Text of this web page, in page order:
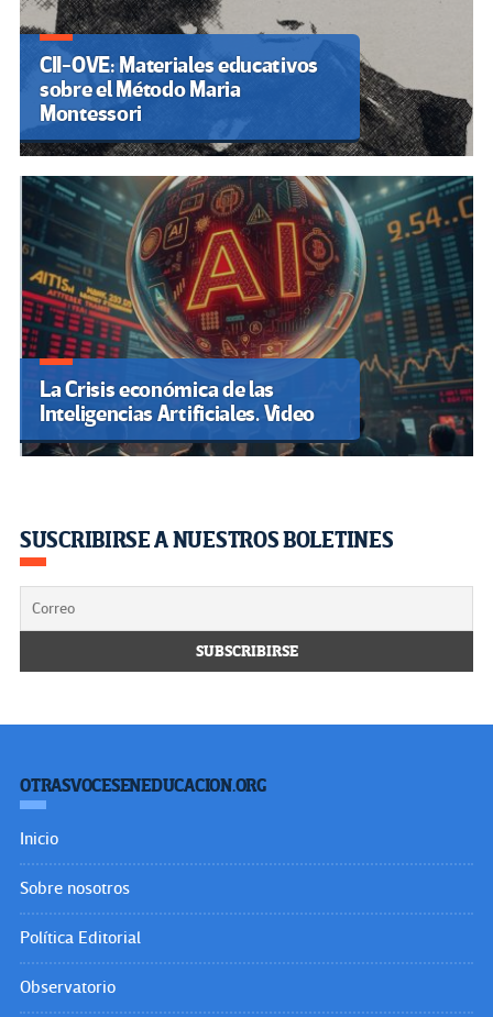
CII-OVE: Materiales educativos
sobre el Método Maria
Montessori
La Crisis económica de las
Inteligencias Artificiales. Video
SUSCRIBIRSE A NUESTROS BOLETINES
OTRASVOCESENEDUCACION.ORG
Inicio
Sobre nosotros
Política Editorial
Observatorio